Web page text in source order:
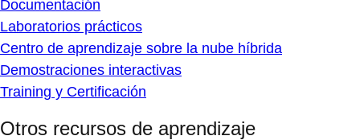
Documentación
Laboratorios prácticos
Centro de aprendizaje sobre la nube híbrida
Demostraciones interactivas
Training y Certificación
Otros recursos de aprendizaje